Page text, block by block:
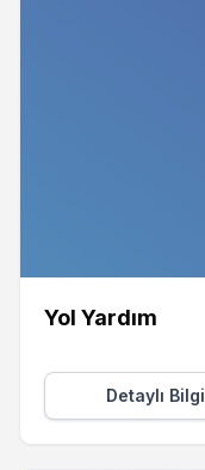
Yol Yardım
Detaylı Bilgi